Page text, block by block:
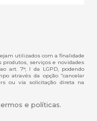
utilizados com a finalidade
serviços e novidades
art. 7°, I da LGPD, podendo
através da opção “cancelar
ou via solicitação direta na
e políticas.